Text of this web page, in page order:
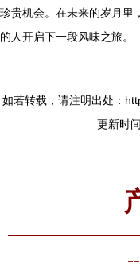
珍贵机会。在未来的岁月里
的人开启下一段风味之旅。
如若转载，请注明出处：
更新时